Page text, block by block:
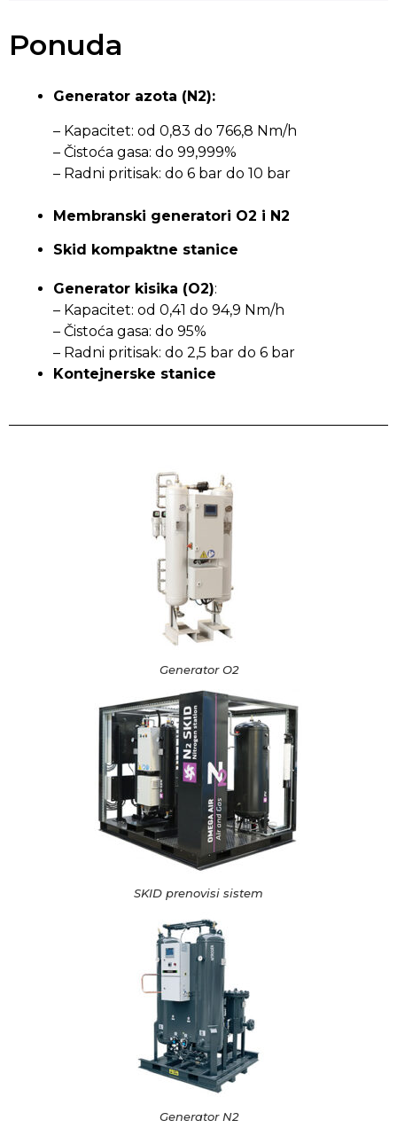
Ponuda
Generator azota (N2):
– Kapacitet: od 0,83 do 766,8 Nm/h
– Čistoća gasa: do 99,999%
– Radni pritisak: do 6 bar do 10 bar
Membranski generatori O2 i N2
Skid kompaktne stanice
Generator kisika (O2):
– Kapacitet: od 0,41 do 94,9 Nm/h
– Čistoća gasa: do 95%
– Radni pritisak: do 2,5 bar do 6 bar
Kontejnerske stanice
Generator O2
SKID prenovisi sistem
Generator N2